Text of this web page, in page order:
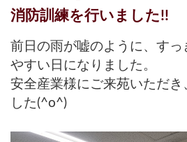
消防訓練を行いました!!
前日の雨が嘘のように、すっ
やすい日になりました。
安全産業様にご来苑いただき
した(^o^)